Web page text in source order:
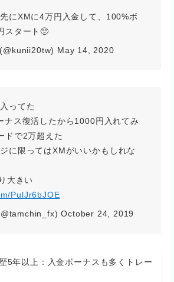
にXMに4万円入金して、100%ボ
スタート🥺
May 14, 2020
ってた
ナス復活したから1000円入れてみ
ドで2万超えた
に限ってはXMがいいかもしれな
大きい
PulJr6bJOE
October 24, 2019
5年以上：入金ボーナスも多くトレー